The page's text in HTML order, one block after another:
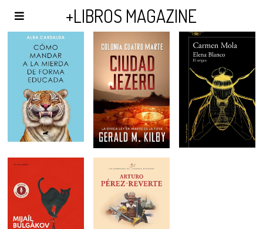
+LIBROS MAGAZINE